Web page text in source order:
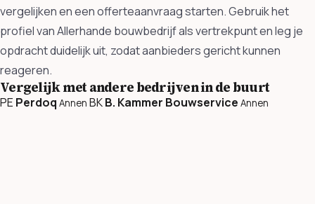
vergelijken en een offerteaanvraag starten. Gebruik het
profiel van Allerhande bouwbedrijf als vertrekpunt en leg je
opdracht duidelijk uit, zodat aanbieders gericht kunnen
reageren.
Vergelijk met andere bedrijven in de buurt
PE Perdoq Annen BKB. Kammer Bouwservice Annen